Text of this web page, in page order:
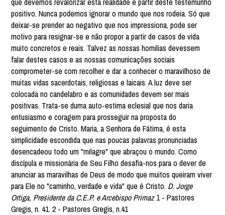
positivo. Nunca podemos ignorar o mundo que nos rodeia. Só que
deixar-se prender ao negativo que nos impressiona, pode ser
motivo para resignar-se e não propor a partir de casos de vida
muito concretos e reais. Talvez as nossas homilias devessem
falar destes casos e as nossas comunicações sociais
comprometer-se com recolher e dar a conhecer o maravilhoso de
muitas vidas sacerdotais, religiosas e laicais. A luz deve ser
colocada no candelabro e as comunidades devem ser mais
positivas. Trata-se duma auto-estima eclesial que nos daria
entusiasmo e coragem para prosseguir na proposta do
seguimento de Cristo. Maria, a Senhora de Fátima, é esta
simplicidade escondida que nas poucas palavras pronunciadas
desencadeou todo um "milagre" que abraçou o mundo. Como
discípula e missionária de Seu Filho desafia-nos para o dever de
anunciar as maravilhas de Deus de modo que muitos queiram viver
para Ele no "caminho, verdade e vida" que é Cristo. D. Jorge
Ortiga, Presidente da C.E.P. e Arcebispo Primaz1 - Pastores
Gregis, n. 41. 2 - Pastores Gregis, n.41